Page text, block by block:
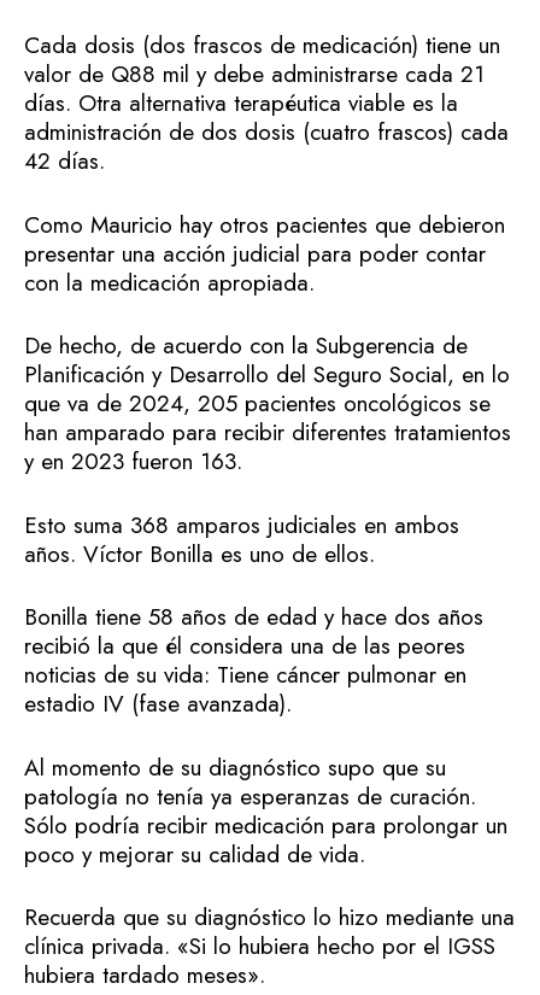
Cada dosis (dos frascos de medicación) tiene un
valor de Q88 mil y debe administrarse cada 21
días. Otra alternativa terapéutica viable es la
administración de dos dosis (cuatro frascos) cada
42 días.
Como Mauricio hay otros pacientes que debieron
presentar una acción judicial para poder contar
con la medicación apropiada.
De hecho, de acuerdo con la Subgerencia de
Planificación y Desarrollo del Seguro Social, en lo
que va de 2024, 205 pacientes oncológicos se
han amparado para recibir diferentes tratamientos
y en 2023 fueron 163.
Esto suma 368 amparos judiciales en ambos
años. Víctor Bonilla es uno de ellos.
Bonilla tiene 58 años de edad y hace dos años
recibió la que él considera una de las peores
noticias de su vida: Tiene cáncer pulmonar en
estadio IV (fase avanzada).
Al momento de su diagnóstico supo que su
patología no tenía ya esperanzas de curación.
Sólo podría recibir medicación para prolongar un
poco y mejorar su calidad de vida.
Recuerda que su diagnóstico lo hizo mediante una
clínica privada. «Si lo hubiera hecho por el IGSS
hubiera tardado meses».